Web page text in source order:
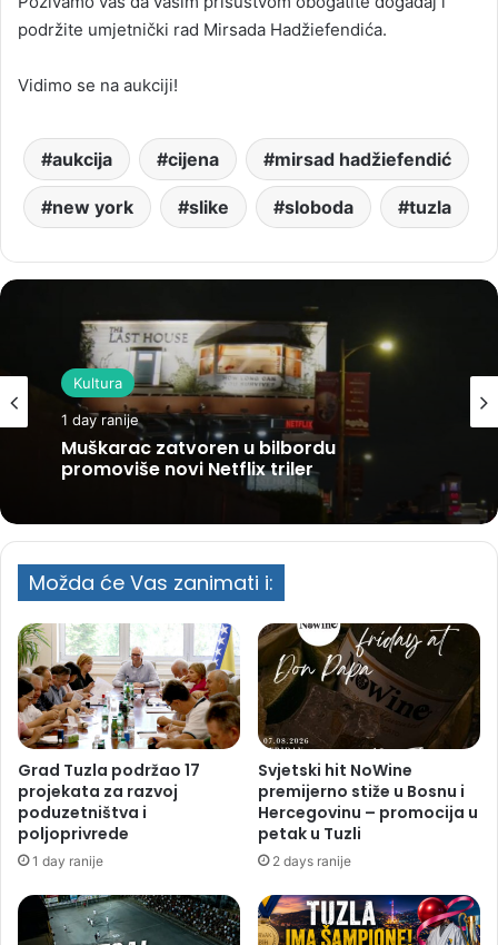
podržite umjetnički rad Mirsada Hadžiefendića.
Vidimo se na aukciji!
aukcija cijena mirsad hadžiefendić
new york slike sloboda tuzla
Kultura
1 day ranije
Muškarac zatvoren u bilbordu
promoviše novi Netflix triler
Možda će Vas zanimati i:
Grad Tuzla podržao 17
projekata za razvoj
poduzetništva i
poljoprivrede
1 day ranije
Svjetski hit NoWine
premijerno stiže u Bosnu i
Hercegovinu – promocija u
petak u Tuzli
2 days ranije